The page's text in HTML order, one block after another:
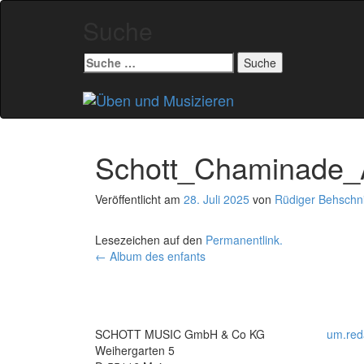
Suche
nach:
springen
Veröffentlicht am 28. Juli 2025 von Rüdiger
Lesezeichen auf den Permanentlink.
Beitrags-
← Album des enfants
SCHOTT MUSIC GmbH & Co KG
Weihergarten 5